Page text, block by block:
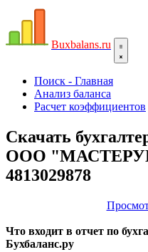
Buxbalans.ru
Поиск - Главная
Анализ баланса
Расчет коэффициентов
Скачать
ООО
4813029878
Что входит в отчет по
Бухбаланс.ру